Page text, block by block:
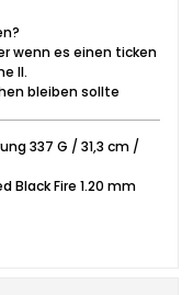
wenn es einen ticken
II.
bleiben sollte
337 G / 31,3 cm /
Black Fire 1.20 mm